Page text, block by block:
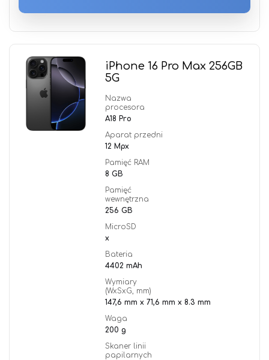
iPhone 16 Pro Max 256GB
5G
Nazwa
procesora
A18 Pro
Aparat przedni
12 Mpx
Pamięć RAM
8 GB
Pamięć
wewnętrzna
256 GB
MicroSD
x
Bateria
4402 mAh
Wymiary
(WxSxG, mm)
147,6 mm x 71,6 mm x 8.3 mm
Waga
200 g
Skaner linii
papilarnych